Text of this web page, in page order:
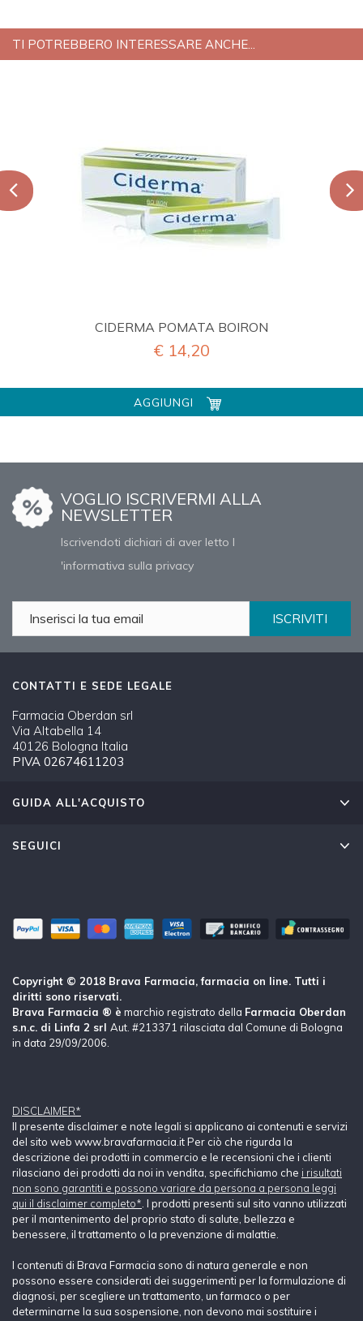
TI POTREBBERO INTERESSARE ANCHE...
CIDERMA POMATA BOIRON
€ 14,20
AGGIUNGI
VOGLIO ISCRIVERMI ALLA
NEWSLETTER
Iscrivendoti dichiari di aver letto l
'informativa sulla privacy
ISCRIVITI
CONTATTI E SEDE LEGALE
Farmacia Oberdan srl
Via Altabella 14
40126 Bologna Italia
PIVA 02674611203
GUIDA ALL'ACQUISTO
SEGUICI
Copyright © 2018 Brava Farmacia, farmacia on line. Tutti i
diritti sono riservati.
Brava Farmacia ® è marchio registrato della Farmacia Oberdan
s.n.c. di Linfa 2 srl Aut. #213371 rilasciata dal Comune di Bologna
in data 29/09/2006.
DISCLAIMER*
Il presente disclaimer e note legali si applicano ai contenuti e servizi
del sito web www.bravafarmacia.it Per ciò che rigurda la
descrizione dei prodotti in commercio e le recensioni che i clienti
rilasciano dei prodotti da noi in vendita, specifichiamo che i risultati
non sono garantiti e possono variare da persona a persona leggi
qui il disclaimer completo* . I prodotti presenti sul sito vanno utilizzati
per il mantenimento del proprio stato di salute, bellezza e
benessere, il trattamento o la prevenzione di malattie.
I contenuti di Brava Farmacia sono di natura generale e non
possono essere considerati dei suggerimenti per la formulazione di
diagnosi, per scegliere un trattamento, un farmaco o per
determinarne la sua sospensione, non devono mai sostituire i